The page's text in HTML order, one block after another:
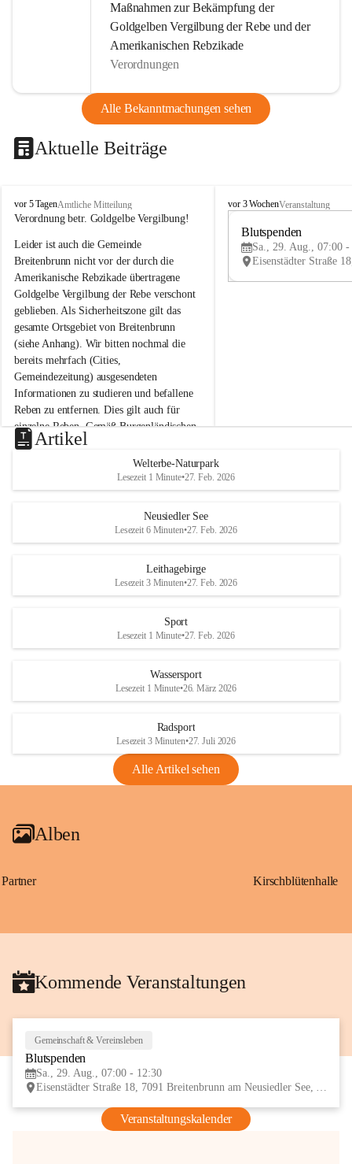
Maßnahmen zur Bekämpfung der
Goldgelben Vergilbung der Rebe und der
Amerikanischen Rebzikade
Verordnungen
Alle Bekanntmachungen sehen
Aktuelle Beiträge
B
r
i
t
e
n
b
r
u
n
n
a
m
N
e
u
s
d
S
vor 5 TagenAmtliche Mitteilung
Verordnung betr. Goldgelbe Vergilbung!
Leider ist auch die Gemeinde
Breitenbrunn nicht vor der durch die
Amerikanische Rebzikade übertragene
Goldgelbe Vergilbung der Rebe verschont
geblieben. Als Sicherheitszone gilt das
gesamte Ortsgebiet von Breitenbrunn
(siehe Anhang). Wir bitten nochmal die
bereits mehrfach (Cities,
Gemeindezeitung) ausgesendeten
Informationen zu studieren und befallene
Reben zu entfernen. Dies gilt auch für
einzelne Reben. Gemäß Burgenländischen
Weinbaugesetz sind nicht gepflegte oder
unzulässige Weingärten zu roden! Bitte
helfen wir zusammen um unsere Winzer
vor den prognostizierten Ernteausfällen
und den daraus folgenden wirtschaftlichen
Maßnahmen zur Bekämpfung
Rebe und der Amerikanischen
Anhang VBl. EU Nr. 18
1 Seite•1,4 MB
VBl. EU Nr. 18_2026
B
e
u
e
d
r
S
vor 3 WochenVeranstaltung
Blutspenden
Sa., 29. Aug., 07:00 -
Artikel
Welterbe-Naturpark
Lesezeit 1 Minute•27. Feb. 2026
Neusiedler See
Lesezeit 6 Minuten•27. Feb. 2026
Leithagebirge
Lesezeit 3 Minuten•27. Feb. 2026
Sport
Lesezeit 1 Minute•27. Feb. 2026
Wassersport
Lesezeit 1 Minute•26. März 2026
Radsport
Lesezeit 3 Minuten•27. Juli 2026
Alle Artikel sehen
Alben
Partner Kirschblütenhalle
Kommende Veranstaltungen
Gemeinschaft & Vereinsleben
Blutspenden
Sa., 29. Aug., 07:00 - 12:30
Eisenstädter Straße 18, 7091 Breitenbrunn am Neusiedler See, AUT
Veranstaltungskalender